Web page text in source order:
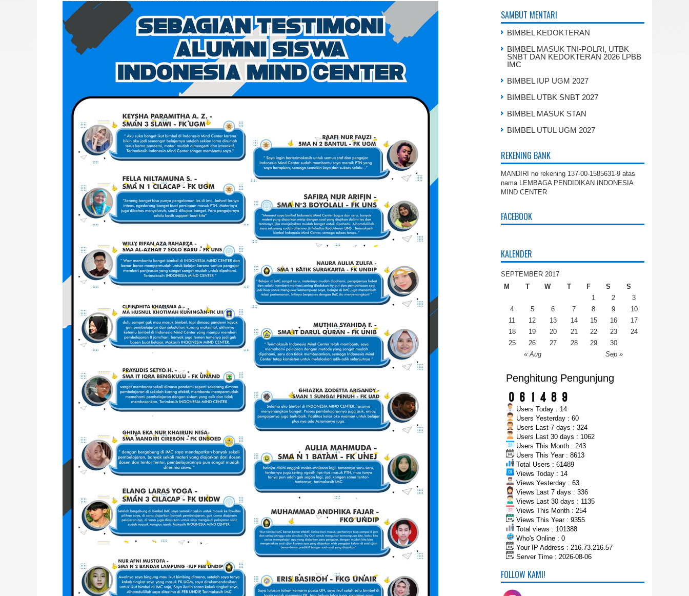
SAMBUT MENTARI
BIMBEL KEDOKTERAN
BIMBEL MASUK TNI-POLRI, UTBK
SNBT DAN KEDOKTERAN 2026 LPBB
IMC
BIMBEL IUP UGM 2027
BIMBEL UTBK SNBT 2027
BIMBEL MASUK STAN
BIMBEL UTUL UGM 2027
REKENING BANK
MANDIRI no rekening 137-00-1585631-9 atas
nama LEMBAGA PENDIDIKAN INDONESIA
MIND CENTER
FACEBOOK
KALENDER
SEPTEMBER 2017
M
T W T F S S
« Aug Sep »
1 2
3
4
5 6 7 8 9
10
11
12 13 14 15 16
17
18
19 20 21 22 23
24
25
26 27 28 29 30
Penghitung Pengunjung
Users Today : 14
Users Yesterday : 60
Users Last 7 days : 324
Users Last 30 days : 1062
Users This Month : 243
Users This Year : 8613
Total Users : 61489
Views Today : 14
Views Yesterday : 63
Views Last 7 days : 336
Views Last 30 days : 1135
Views This Month : 254
Views This Year : 9355
Total views : 101388
Who's Online : 0
Your IP Address : 216.73.216.57
Server Time : 2026-08-06
FOLLOW KAMI!